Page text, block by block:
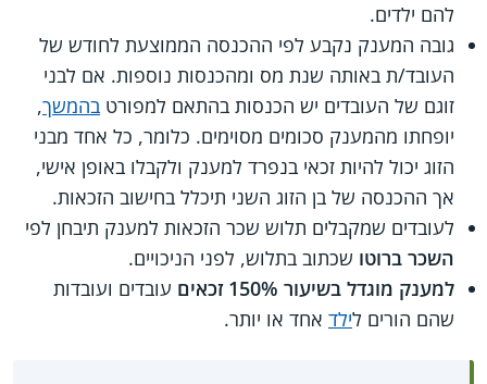
להם ילדים.
גובה המענק נקבע לפי ההכנסה הממוצעת לחודש של
העובד/ת באותה שנת מס ומהכנסות נוספות. אם לבני
זוגם של העובדים יש הכנסות בהתאם למפורט בהמשך,
יופחתו מהמענק סכומים מסוימים. כלומר, כל אחד מבני
הזוג יכול להיות זכאי בנפרד למענק ולקבלו באופן אישי,
אך ההכנסה של בן הזוג השני תיכלל בחישוב הזכאות.
לעובדים שמקבלים תלוש שכר הזכאות למענק תיבחן לפי
השכר ברוטו שכתוב בתלוש, לפני הניכויים.
למענק מוגדל בשיעור 150% זכאים
עובדים ועובדות
שהם הורים לילד אחד או יותר.